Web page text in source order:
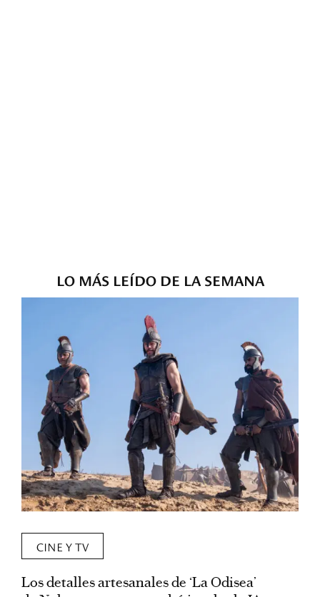
LO MÁS LEÍDO DE LA SEMANA
CINE Y TV
Los detalles artesanales de ‘La Odisea’